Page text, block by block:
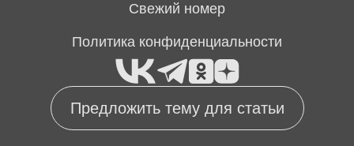
Предложить тему для статьи
Свежий номер
Политика конфиденциальности